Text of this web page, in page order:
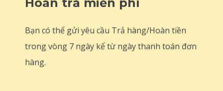
Bạn có thể gửi yêu cầu Trả hàng/Hoàn tiền
trong vòng 7 ngày kể từ ngày thanh toán đơn
hàng.